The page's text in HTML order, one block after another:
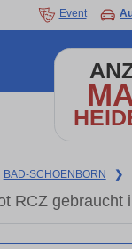
Event
BAD-SCHOENBORN ❯
RCZ gebraucht